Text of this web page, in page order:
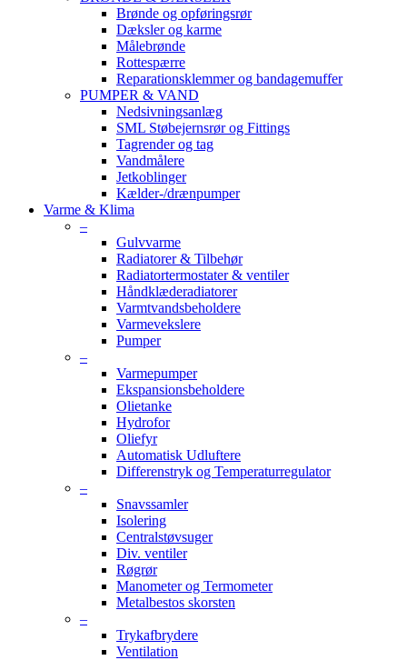
Brønde og opføringsrør
Dæksler og karme
Målebrønde
Rottespærre
Reparationsklemmer og bandagemuffer
PUMPER & VAND
Nedsivningsanlæg
SML Støbejernsrør og Fittings
Tagrender og tag
Vandmålere
Jetkoblinger
Kælder-/drænpumper
Varme & Klima
–
Gulvvarme
Radiatorer & Tilbehør
Radiatortermostater & ventiler
Håndklæderadiatorer
Varmtvandsbeholdere
Varmevekslere
Pumper
–
Varmepumper
Ekspansionsbeholdere
Olietanke
Hydrofor
Oliefyr
Automatisk Udluftere
Differenstryk og Temperaturregulator
–
Snavssamler
Isolering
Centralstøvsuger
Div. ventiler
Røgrør
Manometer og Termometer
Metalbestos skorsten
–
Trykafbrydere
Ventilation